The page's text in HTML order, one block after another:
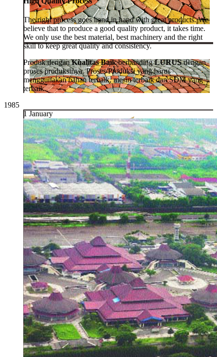
The right process goes hand in hand with great products. We
believe that to produce a good quality product, it takes time.
We only use the best material, best machinery and the right
skill to keep great quality and consistency.
Produk denganKualitas BaikberbandingLURUSdengan
proses produksinya. Proses Produksi yang harus
menggunakan bahan terbaik, mesin terbaik dan SDM yang
terbaik.
1985
1 January